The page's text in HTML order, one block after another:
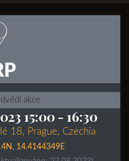
akce
15:00- 16:30
18, Prague, Czechia
, 14.4144349E